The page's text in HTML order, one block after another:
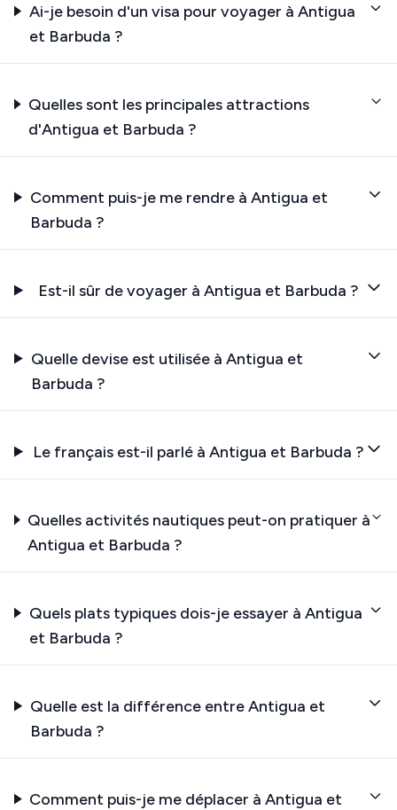
Ai-je besoin d'un visa pour voyager à Antigua
et Barbuda ?
Quelles sont les principales attractions
d'Antigua et Barbuda ?
Comment puis-je me rendre à Antigua et
Barbuda ?
Est-il sûr de voyager à Antigua et Barbuda ?
Quelle devise est utilisée à Antigua et
Barbuda ?
Le français est-il parlé à Antigua et Barbuda ?
Quelles activités nautiques peut-on pratiquer à
Antigua et Barbuda ?
Quels plats typiques dois-je essayer à Antigua
et Barbuda ?
Quelle est la différence entre Antigua et
Barbuda ?
Comment puis-je me déplacer à Antigua et